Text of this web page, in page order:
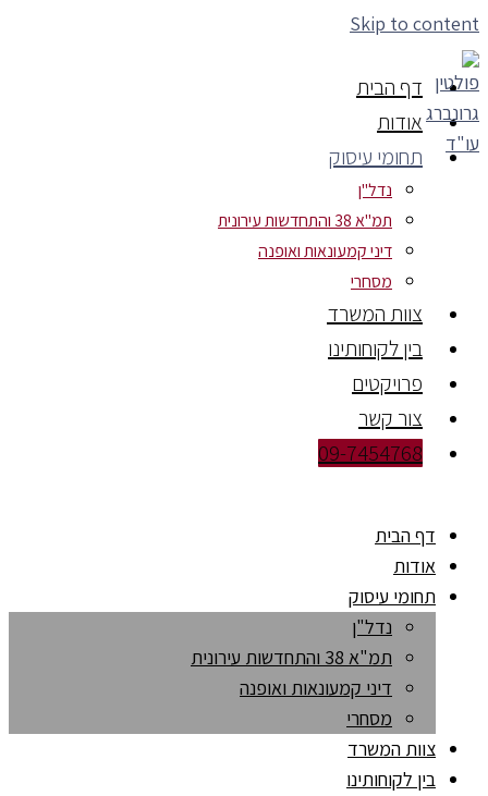
Skip to content
דף הבית
אודות
תחומי עיסוק
נדל"ן
תמ"א 38 והתחדשות עירונית
דיני קמעונאות ואופנה
מסחרי
צוות המשרד
בין לקוחותינו
פרויקטים
צור קשר
09-7454768
דף הבית
אודות
תחומי עיסוק
נדל"ן
תמ"א 38 והתחדשות עירונית
דיני קמעונאות ואופנה
מסחרי
צוות המשרד
בין לקוחותינו